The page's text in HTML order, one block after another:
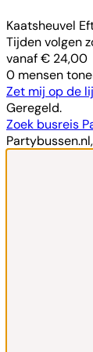
Kaatsheuvel
Tijden volgen
vanaf € 24,00
0 mensen
Zet mij op de
Geregeld.
Zoek busreis